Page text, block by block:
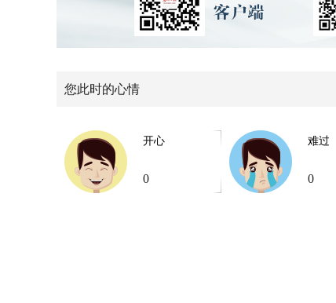
您此时的心情
开心
0
难过
0